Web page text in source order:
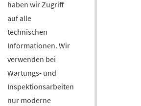
haben wir Zugriff
auf alle
technischen
Informationen. Wir
verwenden bei
Wartungs- und
Inspektionsarbeiten
nur moderne